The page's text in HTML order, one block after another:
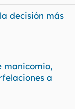
decisión más
manicomio,
a